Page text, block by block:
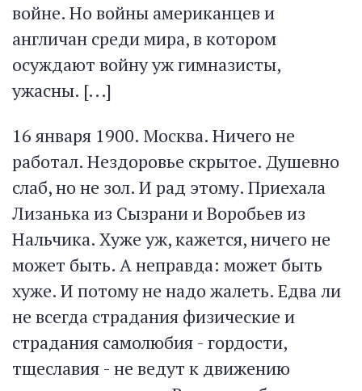
войне. Но войны американцев и
англичан среди мира, в котором
осуждают войну уж гимназисты,
ужасны. [...]
16 января 1900. Москва. Ничего не
работал. Нездоровье скрытое. Душевно
слаб, но не зол. И рад этому. Приехала
Лизанька из Сызрани и Воробьев из
Нальчика. Хуже уж, кажется, ничего не
может быть. А неправда: может быть
хуже. И потому не надо жалеть. Едва ли
не всегда страдания физические и
страдания самолюбия - гордости,
тщеславия - не ведут к движению